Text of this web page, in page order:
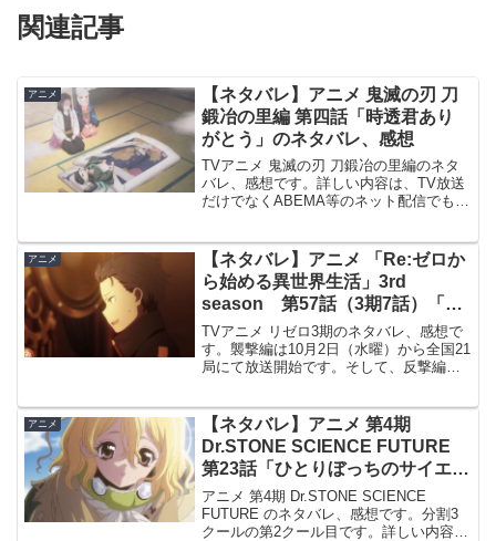
関連記事
アニメ
【ネタバレ】アニメ 鬼滅の刃 刀
鍛冶の里編 第四話「時透君あり
がとう」のネタバレ、感想
TVアニメ 鬼滅の刃 刀鍛冶の里編のネタ
バレ、感想です。詳しい内容は、TV放送
だけでなくABEMA等のネット配信でも視
透は鉄穴森と鋼鐵塚を助けに向かう時透
は小鉄を助ける...
アニメ
【ネタバレ】アニメ 「Re:ゼロか
ら始める異世界生活」3rd
season 第57話（3期7話）「最
も新しい英雄と最も古い英雄」の
ネタバレ、感想
TVアニメ リゼロ3期のネタバレ、感想で
す。襲撃編は10月2日（水曜）から全国21
局にて放送開始です。そして、反撃編は
アニメストア、ABEMA 等のネット配信
でも...
アニメ
【ネタバレ】アニメ 第4期
Dr.STONE SCIENCE FUTURE
第23話「ひとりぼっちのサイエン
ティスト」のネタバレ、感想
アニメ 第4期 Dr.STONE SCIENCE
FUTURE のネタバレ、感想です。分割3
クールの第2クール目です。詳しい内容